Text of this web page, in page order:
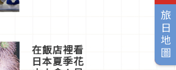
旅日地圖
店3分即達
在飯店裡看
日本夏季花